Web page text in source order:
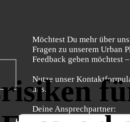
Möchtest Du mehr über
Fragen zu unserem Urban
Feedback geben möchtest
Nutze unser
uns.
Deine Ansprechpartner: